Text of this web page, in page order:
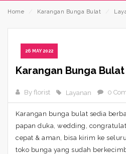
Home Karangan Bunga Bulat
26 MAY 2022
Karangan Bunga Bulat
By florist Layanan 0
Karangan bunga bulat sedia
papan duka, wedding,
cepat & aman, bisa kirim ke
toko bunga yang sudah